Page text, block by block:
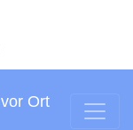
vor Ort